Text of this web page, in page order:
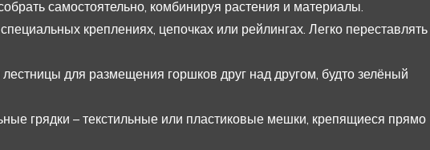
самостоятельно, комбинируя растения и материалы.
креплениях, цепочках или рейлингах. Легко переставлять
для размещения горшков друг над другом, будто зелёный
грядки – текстильные или пластиковые мешки, крепящиеся прямо